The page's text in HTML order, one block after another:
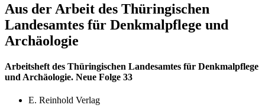
Aus der Arbeit des Thüringischen
Landesamtes für Denkmalpflege und
Archäologie
Arbeitsheft des Thüringischen Landesamtes für Denkmalpflege
und Archäologie. Neue Folge 33
E. Reinhold Verlag